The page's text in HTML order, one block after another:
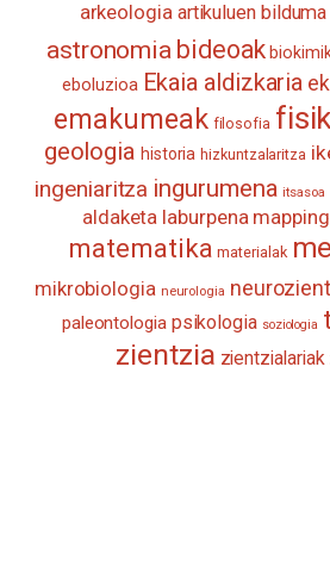
arkeologia artikuluen bilduma
astronomia bideoak
eboluzioa Ekaia aldizkaria
emakumeak filosofia
geologia historia hizkuntzalaritza
ingeniaritza ingurumena itsasoa
aldaketa laburpena
matematika materialak
mikrobiologia neurologia
paleontologia psikologia soziologia
zientzia zientzialariak